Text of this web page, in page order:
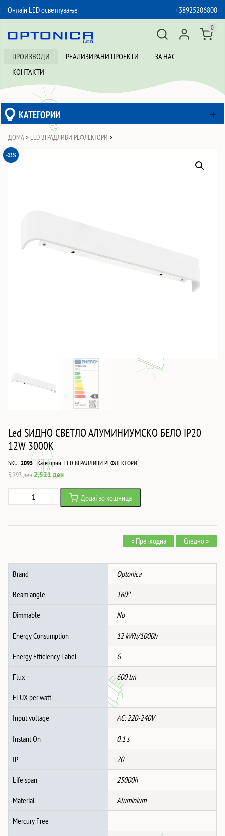
Онлајн LED осветлување
+38925206800
ПРОИЗВОДИ РЕАЛИЗИРАНИ ПРОЕКТИ
ЗА НАС
КОНТАКТИ
0
КАТЕГОРИИ
ДОМА > LED ВГРАДЛИВИ РЕФЛЕКТОРИ >
-23%
Led ЅИДНО СВЕТЛО АЛУМИНИУМСКО БЕЛО IP20
12W 3000K
SKU:2095|Категории:LED ВГРАДЛИВИ РЕФЛЕКТОРИ
3,293ден Original
was:
3,293 ден.
2,521 денCurrent
price
2,521 ден.
ЅИДНО
12W
3000K
количина
Додај во кошница
« Претходна Следно »
Brand Optonica
Beam angle 160º
Dimmable No
Energy Consumption 12 kWh/1000h
Energy Efficiency Label G
Flux 600 lm
FLUX per watt
Input voltage AC: 220-240V
Instant On 0.1 s
IP 20
Life span 25000h
Material Aluminium
Mercury Free